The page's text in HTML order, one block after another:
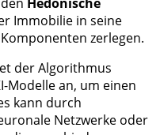
Immobilie in seine
zerlegen.
der Algorithmus
Modelle an, um einen
kann durch
Netzwerke oder